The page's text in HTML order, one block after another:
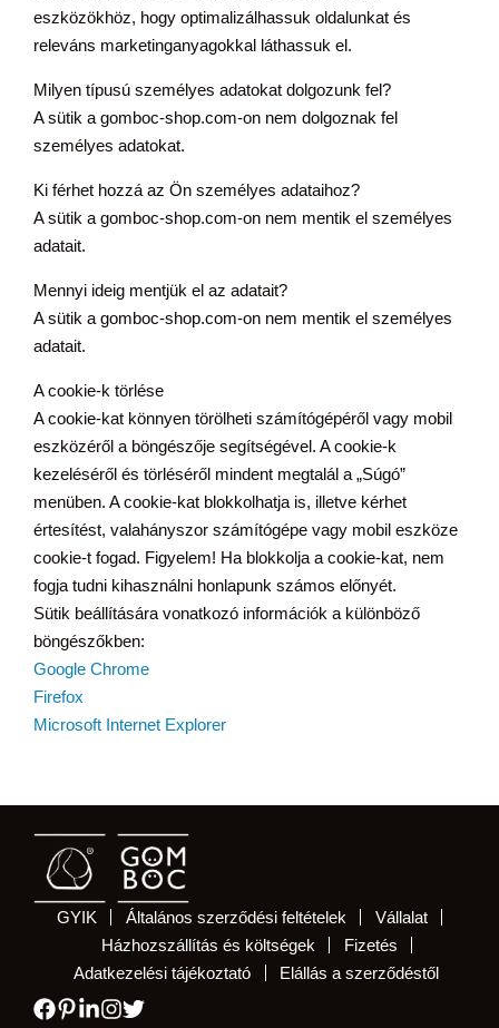
eszközökhöz, hogy optimalizálhassuk oldalunkat és
releváns marketinganyagokkal láthassuk el.
Milyen típusú személyes adatokat dolgozunk fel?
A sütik a gomboc-shop.com-on nem dolgoznak fel
személyes adatokat.
Ki férhet hozzá az Ön személyes adataihoz?
A sütik a gomboc-shop.com-on nem mentik el személyes
adatait.
Mennyi ideig mentjük el az adatait?
A sütik a gomboc-shop.com-on nem mentik el személyes
adatait.
A cookie-k törlése
A cookie-kat könnyen törölheti számítógépéről vagy mobil
eszközéről a böngészője segítségével. A cookie-k
kezeléséről és törléséről mindent megtalál a „Súgó”
menüben. A cookie-kat blokkolhatja is, illetve kérhet
értesítést, valahányszor számítógépe vagy mobil eszköze
cookie-t fogad. Figyelem! Ha blokkolja a cookie-kat, nem
fogja tudni kihasználni honlapunk számos előnyét.
Sütik beállítására vonatkozó információk a különböző
böngészőkben:
Google Chrome
Firefox
Microsoft Internet Explorer
GYIK Általános szerződési feltételek
Vállalat
Házhozszállítás és költségek
Fizetés
Adatkezelési tájékoztató
Elállás a szerződéstől